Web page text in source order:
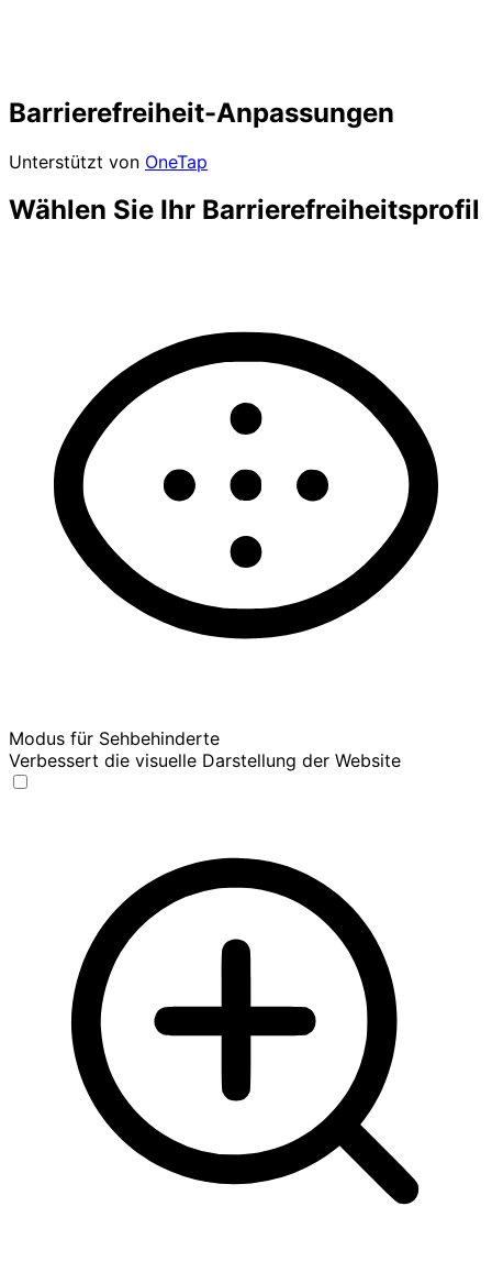
Barrierefreiheit-Anpassungen
Unterstützt von OneTap
Wählen Sie Ihr Barrierefreiheitsprofil
Modus für Sehbehinderte
Verbessert die visuelle Darstellung der Website